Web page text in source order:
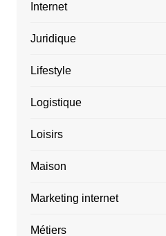
Internet
Juridique
Lifestyle
Logistique
Loisirs
Maison
Marketing internet
Métiers